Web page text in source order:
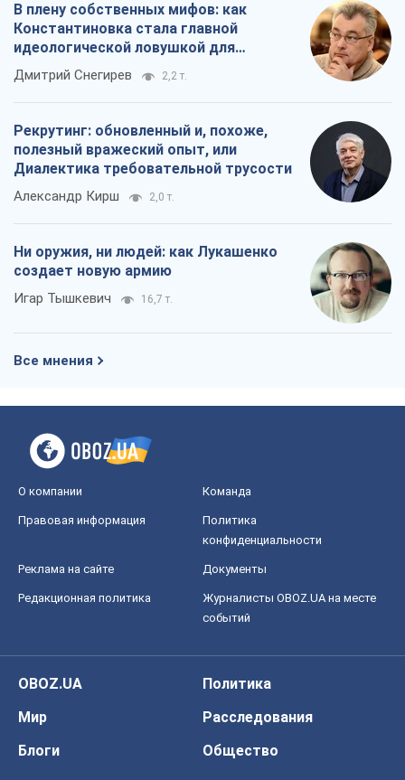
В плену собственных мифов: как
Константиновка стала главной
идеологической ловушкой для
российских оккупантов
Дмитрий Снегирев 2,2 т.
Рекрутинг: обновленный и, похоже,
полезный вражеский опыт, или
Диалектика требовательной трусости
Александр Кирш 2,0 т.
Ни оружия, ни людей: как Лукашенко
создает новую армию
Игар Тышкевич 16,7 т.
Все мнения
О компании Команда
Правовая информация
Политика
конфиденциальности
Реклама на сайте Документы
Редакционная политика
Журналисты OBOZ.UA на месте
событий
OBOZ.UA
Политика
Мир
Расследования
Блоги
Общество